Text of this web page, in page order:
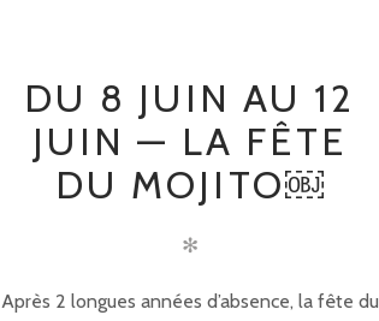
DU 8 JUIN AU 12
JUIN — LA FÊTE
DU MOJITO￼
✻
Après 2 longues années d’absence, la fête du